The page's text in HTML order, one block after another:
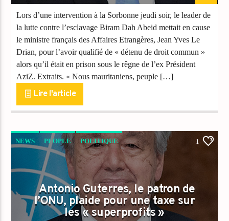
Lors d’une intervention à la Sorbonne jeudi soir, le leader de
la lutte contre l’esclavage Biram Dah Abeid mettait en cause
le ministre français des Affaires Etrangères, Jean Yves Le
Drian, pour l’avoir qualifié de « détenu de droit commun »
alors qu’il était en prison sous le rêgne de l’ex Président
AziZ. Extraits. « Nous mauritaniens, peuple […]
Lire l'article
NEWS PEOPLE POLITIQUE 1
Antonio Guterres, le patron de
l’ONU, plaide pour une taxe sur
les « superprofits »